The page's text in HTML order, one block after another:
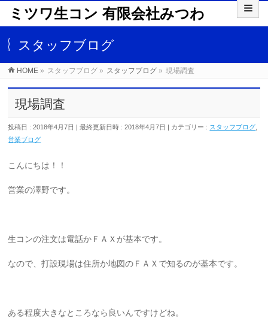
ミツワ生コン 有限会社みつわ
スタッフブログ
HOME » スタッフブログ » スタッフブログ » 現場調査
現場調査
投稿日 : 2018年4月7日 最終更新日時 : 2018年4月7日 カテゴリー : スタッフブログ
営業ブログ
こんにちは！！
営業の澤野です。
生コンの注文は電話かＦＡＸが基本です。
なので、打設現場は住所か地図のＦＡＸで知るのが基本です。
ある程度大きなところなら良いんですけどね。